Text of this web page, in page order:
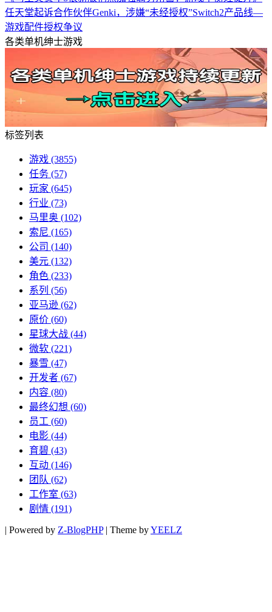
任天堂起诉合作伙伴Genki，涉嫌“未经授权”Switch2产品线—
游戏配件授权争议
各类单机绅士游戏
标签列表
游戏 (3855)
任务 (57)
玩家 (645)
行业 (73)
马里奥 (102)
索尼 (165)
公司 (140)
美元 (132)
角色 (233)
系列 (56)
亚马逊 (62)
原价 (60)
星球大战 (44)
微软 (221)
暴雪 (47)
开发者 (67)
内容 (80)
最终幻想 (60)
员工 (60)
电影 (44)
育碧 (43)
互动 (146)
团队 (62)
工作室 (63)
剧情 (191)
| Powered by Z-BlogPHP | Theme byYEELZ